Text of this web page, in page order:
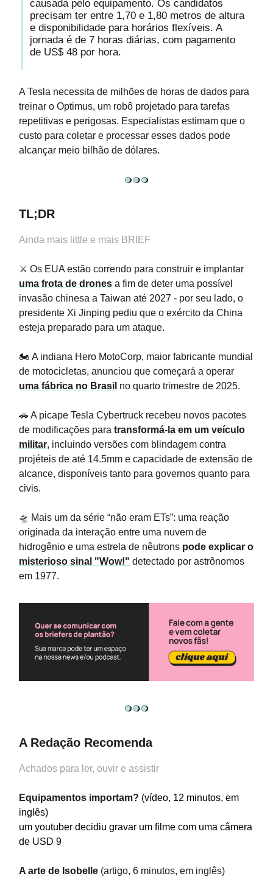
causada pelo equipamento. Os candidatos
precisam ter entre 1,70 e 1,80 metros de altura
e disponibilidade para horários flexíveis. A
jornada é de 7 horas diárias, com pagamento
de US$ 48 por hora.
A Tesla necessita de milhões de horas de dados para
treinar o Optimus, um robô projetado para tarefas
repetitivas e perigosas. Especialistas estimam que o
custo para coletar e processar esses dados pode
alcançar meio bilhão de dólares.
TL;DR
Ainda mais little e mais BRIEF
⚔️ Os EUA estão correndo para construir e implantar
uma frota de drones a fim de deter uma possível
invasão chinesa a Taiwan até 2027 - por seu lado, o
presidente Xi Jinping pediu que o exército da China
esteja preparado para um ataque.
🏍️ A indiana Hero MotoCorp, maior fabricante mundial
de motocicletas, anunciou que começará a operar
uma fábrica no Brasil no quarto trimestre de 2025.
🚗 A picape Tesla Cybertruck recebeu novos pacotes
de modificações para transformá-la em um veículo
militar, incluindo versões com blindagem contra
projéteis de até 14.5mm e capacidade de extensão de
alcance, disponíveis tanto para governos quanto para
civis.
🛸 Mais um da série “não eram ETs”: uma reação
originada da interação entre uma nuvem de
hidrogênio e uma estrela de nêutrons pode explicar o
misterioso sinal "Wow!" detectado por astrônomos
em 1977.
A Redação Recomenda
Achados para ler, ouvir e assistir
Equipamentos importam? (vídeo, 12 minutos, em
inglês)
um youtuber decidiu gravar um filme com uma câmera
de USD 9
A arte de Isobelle (artigo, 6 minutos, em inglês)